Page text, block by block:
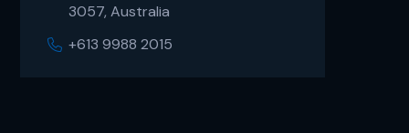
3057, Australia
+613 9988 2015